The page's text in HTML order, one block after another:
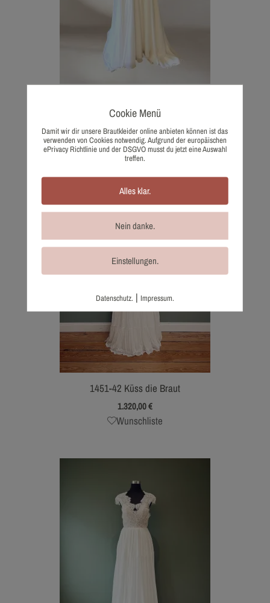
1.330,00€
Wunschliste
1451-42 Küss die Braut
1.320,00€
Wunschliste
Cookie Menü
Damit wir dir unsere Brautkleider online anbieten können ist das
verwenden von Cookies notwendig. Aufgrund der europäischen
ePrivacy Richtlinie und der DSGVO musst du jetzt eine Auswahl
treffen.
Alles klar.
Nein danke.
Einstellungen.
Datenschutz. | Impressum.